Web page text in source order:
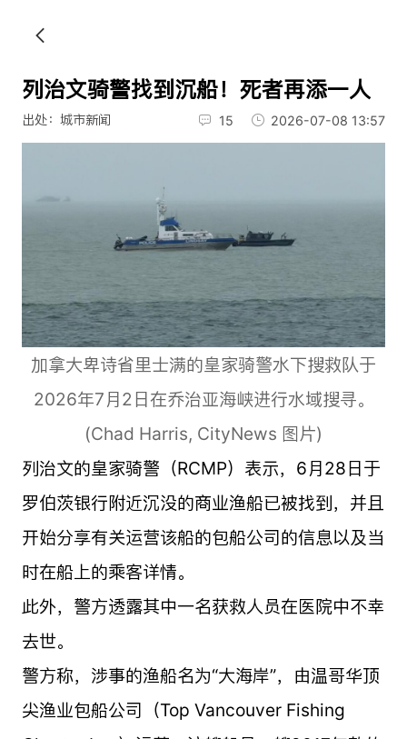
列治文骑警找到沉船！死者再添一人
出处：城市新闻 15 2026-07-08 13:57
加拿大卑诗省里士满的皇家骑警水下搜救队于
2026年7月2日在乔治亚海峡进行水域搜寻。
(Chad Harris, CityNews 图片)
列治文的皇家骑警（RCMP）表示，6月28日于
罗伯茨银行附近沉没的商业渔船已被找到，并且
开始分享有关运营该船的包船公司的信息以及当
时在船上的乘客详情。
此外，警方透露其中一名获救人员在医院中不幸
去世。
警方称，涉事的渔船名为“大海岸”，由温哥华顶
尖渔业包船公司（Top Vancouver Fishing